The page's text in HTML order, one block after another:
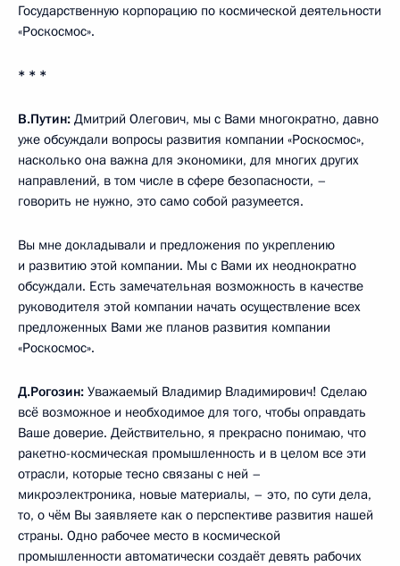
Государственную корпорацию по космической деятельности
«Роскосмос».
* * *
В.Путин: Дмитрий Олегович, мы с Вами многократно, давно
уже обсуждали вопросы развития компании «Роскосмос»,
насколько она важна для экономики, для многих других
направлений, в том числе в сфере безопасности, –
говорить не нужно, это само собой разумеется.
Вы мне докладывали и предложения по укреплению
и развитию этой компании. Мы с Вами их неоднократно
обсуждали. Есть замечательная возможность в качестве
руководителя этой компании начать осуществление всех
предложенных Вами же планов развития компании
«Роскосмос».
Д.Рогозин: Уважаемый Владимир Владимирович! Сделаю
всё возможное и необходимое для того, чтобы оправдать
Ваше доверие. Действительно, я прекрасно понимаю, что
ракетно-космическая промышленность и в целом все эти
отрасли, которые тесно связаны с ней –
микроэлектроника, новые материалы, – это, по сути дела,
то, о чём Вы заявляете как о перспективе развития нашей
страны. Одно рабочее место в космической
промышленности автоматически создаёт девять рабочих